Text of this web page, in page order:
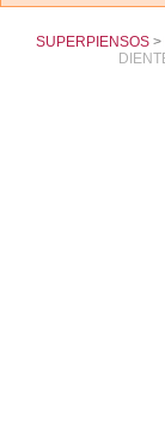
SUPERPIENSOS